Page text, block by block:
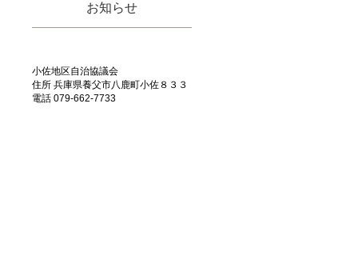
お知らせ
小佐地区自治協議会
住所 兵庫県養父市八鹿町小佐８３３
電話 079-662-7733